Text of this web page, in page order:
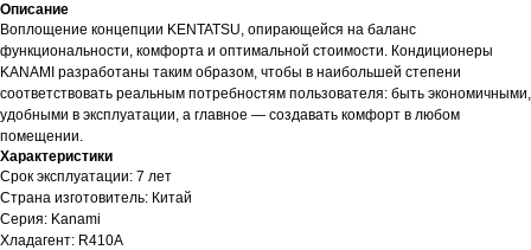
Описание
Воплощение концепции KENTATSU, опирающейся на баланс
функциональности, комфорта и оптимальной стоимости. Кондиционеры
KANAMI разработаны таким образом, чтобы в наибольшей степени
соответствовать реальным потребностям пользователя: быть экономичными,
удобными в эксплуатации, а главное — создавать комфорт в любом
помещении.
Характеристики
Срок эксплуатации: 7 лет
Страна изготовитель: Китай
Серия: Kanami
Хладагент: R410A